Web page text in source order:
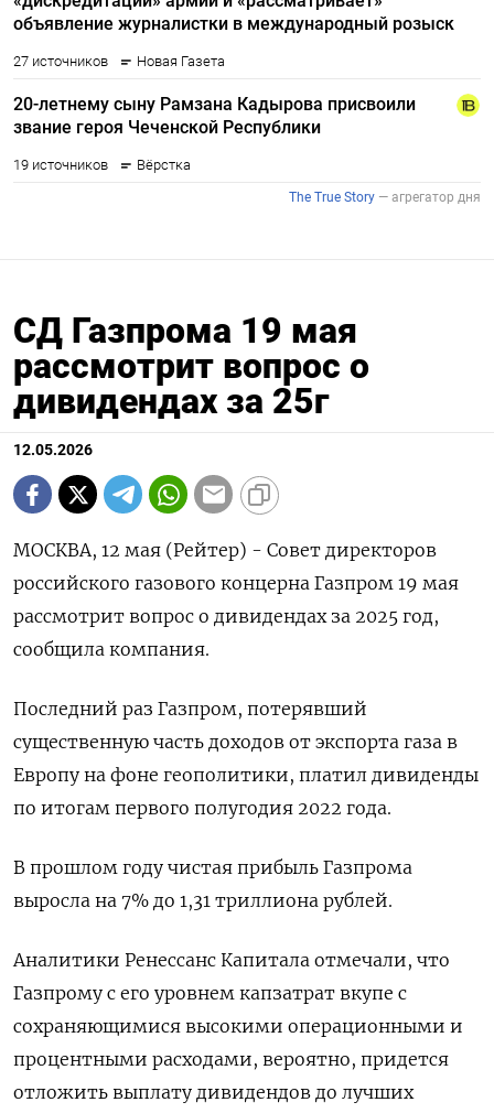
СД Газпрома 19 мая
рассмотрит вопрос о
дивидендах за 25г
12.05.2026
МОСКВА, 12 мая (Рейтер) - Совет директоров
российского газового концерна ‌Газпром 19 мая
рассмотрит вопрос о дивидендах за ​2025 ​год, ​
сообщила компания.
Последний ⁠раз Газпром, ‌потерявший
существенную ‌часть доходов от экспорта газа ​в
Европу ‌на фоне геополитики, ​платил дивиденды
по итогам ‌первого полугодия 2022 года.
В прошлом году чистая ​прибыль ​Газпрома
‌выросла на 7% ​до 1,31 триллиона рублей.
Аналитики Ренессанс Капитала отмечали, что
Газпрому с его уровнем капзатрат вкупе с ​
сохраняющимися ⁠высокими операционными и
процентными расходами, ‌вероятно, придется
отложить ‌выплату дивидендов до лучших ​